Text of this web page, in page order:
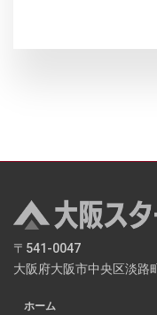
〒541-0047
大阪府大阪市中央区淡路
ホーム